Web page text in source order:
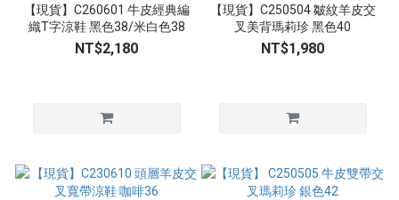
【現貨】C260601 牛皮經典編
織T字涼鞋 黑色38/米白色38
NT$2,180
【現貨】C250504 皺紋羊皮交
叉美背瑪莉珍 黑色40
NT$1,980